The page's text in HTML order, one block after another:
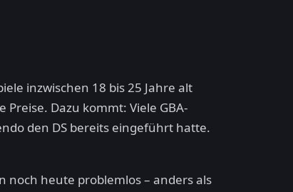
inzwischen 18 bis 25 Jahre alt
Dazu kommt: Viele GBA-
den DS bereits eingeführt hatte.
noch heute problemlos – anders als